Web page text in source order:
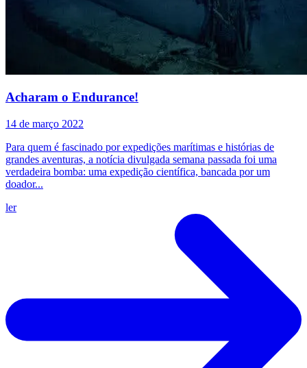
Acharam o Endurance!
14 de março 2022
Para quem é fascinado por expedições marítimas e histórias de
grandes aventuras, a notícia divulgada semana passada foi uma
verdadeira bomba: uma expedição científica, bancada por um
doador...
ler